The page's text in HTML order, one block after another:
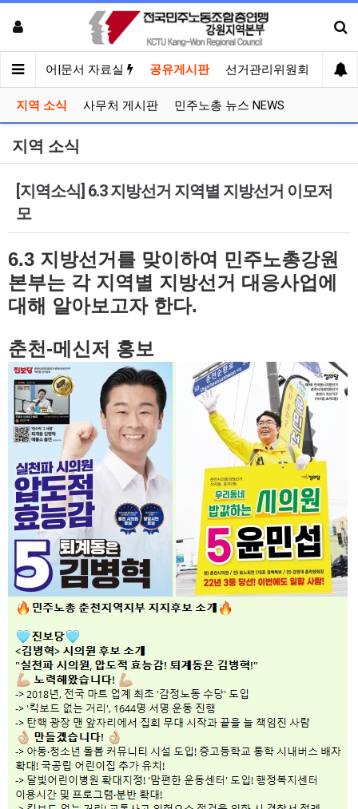
미디어|문서 자료실 공유게시판 선거관리위원회
지역 소식 사무처 게시판 민주노총 뉴스 NEWS
지역 소식
[지역소식] 6.3 지방선거 지역별 지방선거 이모저
모
6.3 지방선거를 맞이하여 민주노총강원
본부는 각 지역별 지방선거 대응사업에
대해 알아보고자 한다.
춘천-메신저 홍보